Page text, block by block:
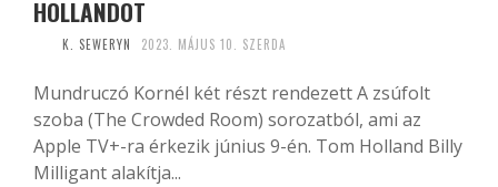
HOLLANDOT
K. SEWERYN 2023. MÁJUS 10. SZERDA
Mundruczó Kornél két részt rendezett A zsúfolt
szoba (The Crowded Room) sorozatból, ami az
Apple TV+-ra érkezik június 9-én. Tom Holland Billy
Milligant alakítja...